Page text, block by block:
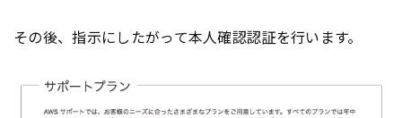
その後、指示にしたがって本人確認認証を行います。